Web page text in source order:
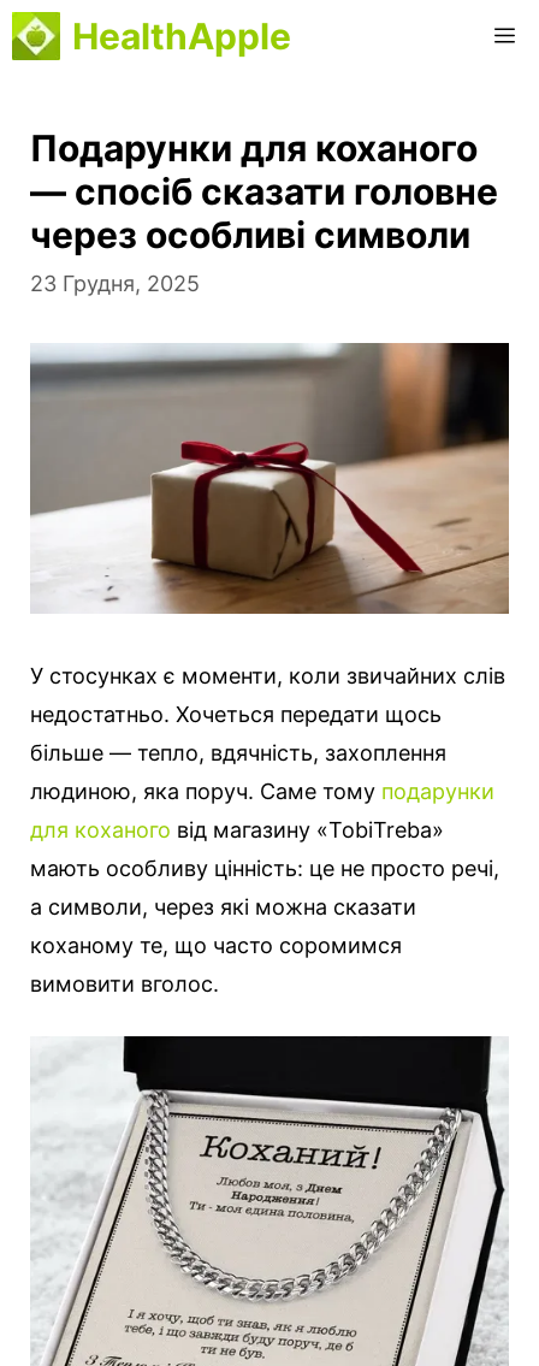
Перейти
до
HealthApple
Подарунки для коханого
— спосіб сказати головне
через особливі символи
23 Грудня, 2025
У стосунках є моменти, коли звичайних слів
недостатньо. Хочеться передати щось
більше — тепло, вдячність, захоплення
людиною, яка поруч. Саме тому подарунки
для коханого від магазину «TobiTreba»
мають особливу цінність: це не просто речі,
а символи, через які можна сказати
коханому те, що часто соромимся
вимовити вголос.